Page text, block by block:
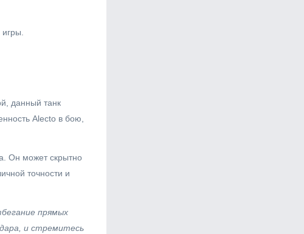
данный танк
Alecto в бою,
Он может скрытно
точности и
прямых
и стремитесь